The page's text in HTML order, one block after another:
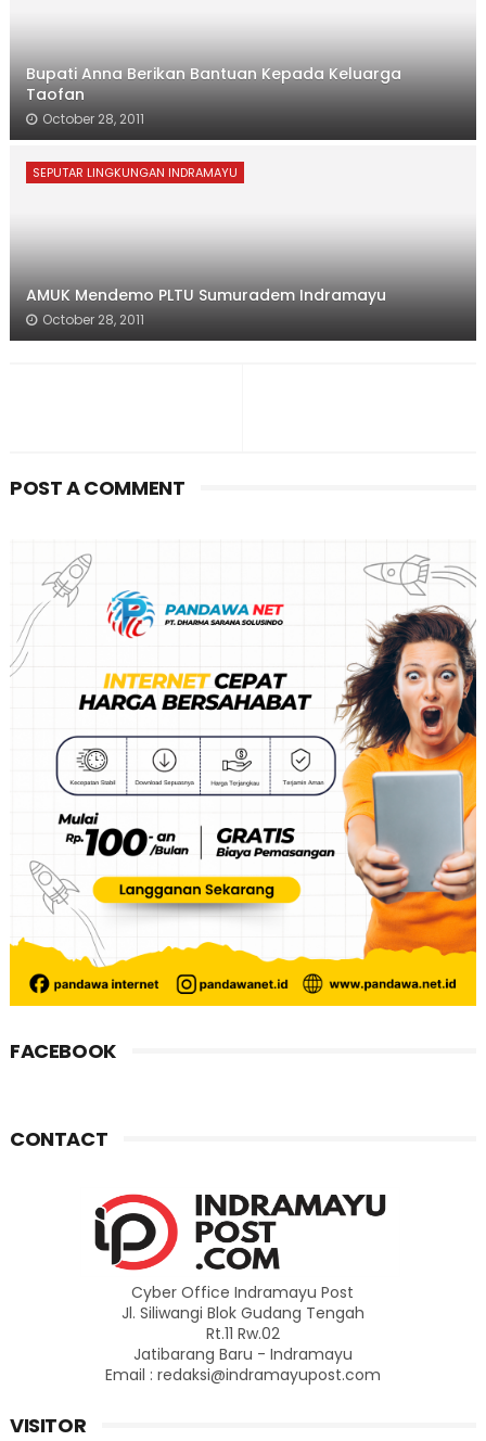
Bupati Anna Berikan Bantuan Kepada Keluarga
Taofan
October 28, 2011
SEPUTAR LINGKUNGAN INDRAMAYU
AMUK Mendemo PLTU Sumuradem Indramayu
October 28, 2011
POST A COMMENT
FACEBOOK
CONTACT
Cyber Office Indramayu Post
Jl. Siliwangi Blok Gudang Tengah
Rt.11 Rw.02
Jatibarang Baru - Indramayu
Email : redaksi@indramayupost.com
VISITOR